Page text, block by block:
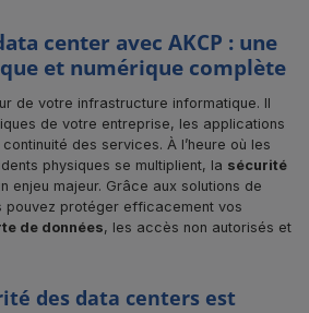
center avec AKCP : une
et numérique complète
de votre infrastructure informatique. Il
de votre entreprise, les applications
des services. À l’heure où les
physiques se multiplient, la sécurité
enjeu majeur. Grâce aux solutions de
pouvez protéger efficacement vos
de données, les accès non autorisés et
des data centers est